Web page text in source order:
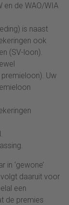
en de WAO/WIA
is naast
ook
(SV-loon).
Uw
in ‘gewone’
daaruit voor
een
de premies